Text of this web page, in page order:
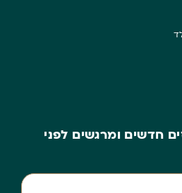
חדשים ומרגשים לפני